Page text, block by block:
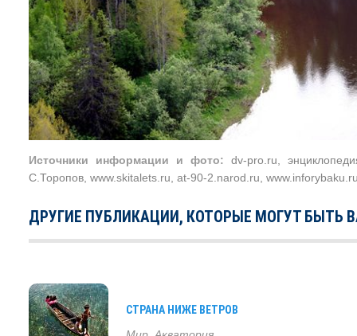
Источники информации и фото: dv-pro.ru ,
С.Торопов, www.skitalets.ru at-90-2.narod.ru
ДРУГИЕ ПУБЛИКАЦИИ, КОТОРЫЕ МОГУТ БЫТЬ
СТРАНА НИЖЕ ВЕТРОВ